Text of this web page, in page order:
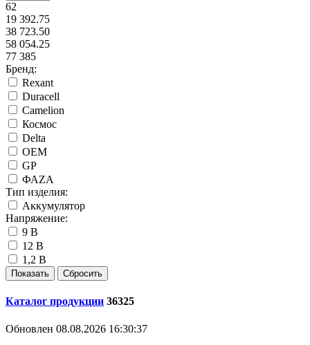
62
19 392.75
38 723.50
58 054.25
77 385
Бренд:
Rexant
Duracell
Camelion
Космос
Delta
ОЕМ
GP
ФАZА
Тип изделия:
Аккумулятор
Напряжение:
9 В
12 В
1,2 В
Каталог продукции 36325
Обновлен 08.08.2026 16:30:37